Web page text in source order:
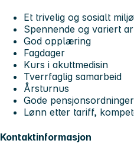
Et trivelig og sosialt
Spennende og variert
God opplæring
Fagdager
Kurs i akuttmedisin
Tverrfaglig samarbeid
Årsturnus
Gode pensjonsordninger
Lønn etter tariff,
Kontaktinformasjon